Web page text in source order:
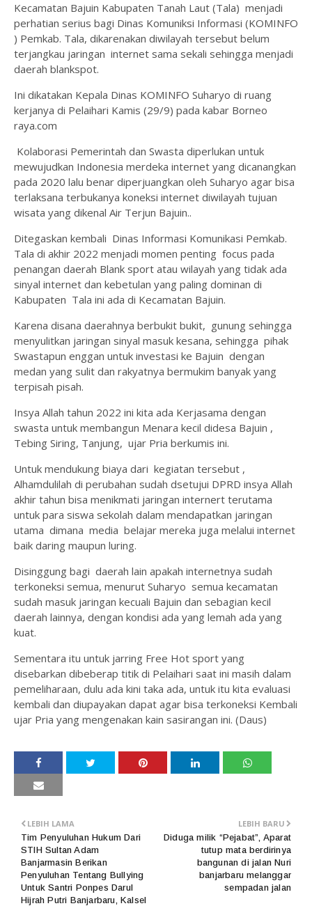
Kecamatan Bajuin Kabupaten Tanah Laut (Tala) menjadi
perhatian serius bagi Dinas Komuniksi Informasi (KOMINFO
) Pemkab. Tala, dikarenakan diwilayah tersebut belum
terjangkau jaringan internet sama sekali sehingga menjadi
daerah blankspot.
Ini dikatakan Kepala Dinas KOMINFO Suharyo di ruang
kerjanya di Pelaihari Kamis (29/9) pada kabar Borneo
raya.com
Kolaborasi Pemerintah dan Swasta diperlukan untuk
mewujudkan Indonesia merdeka internet yang dicanangkan
pada 2020 lalu benar diperjuangkan oleh Suharyo agar bisa
terlaksana terbukanya koneksi internet diwilayah tujuan
wisata yang dikenal Air Terjun Bajuin..
Ditegaskan kembali Dinas Informasi Komunikasi Pemkab.
Tala di akhir 2022 menjadi momen penting focus pada
penangan daerah Blank sport atau wilayah yang tidak ada
sinyal internet dan kebetulan yang paling dominan di
Kabupaten Tala ini ada di Kecamatan Bajuin.
Karena disana daerahnya berbukit bukit, gunung sehingga
menyulitkan jaringan sinyal masuk kesana, sehingga pihak
Swastapun enggan untuk investasi ke Bajuin dengan
medan yang sulit dan rakyatnya bermukim banyak yang
terpisah pisah.
Insya Allah tahun 2022 ini kita ada Kerjasama dengan
swasta untuk membangun Menara kecil didesa Bajuin ,
Tebing Siring, Tanjung, ujar Pria berkumis ini.
Untuk mendukung biaya dari kegiatan tersebut ,
Alhamdulilah di perubahan sudah dsetujui DPRD insya Allah
akhir tahun bisa menikmati jaringan internert terutama
untuk para siswa sekolah dalam mendapatkan jaringan
utama dimana media belajar mereka juga melalui internet
baik daring maupun luring.
Disinggung bagi daerah lain apakah internetnya sudah
terkoneksi semua, menurut Suharyo semua kecamatan
sudah masuk jaringan kecuali Bajuin dan sebagian kecil
daerah lainnya, dengan kondisi ada yang lemah ada yang
kuat.
Sementara itu untuk jarring Free Hot sport yang
disebarkan dibeberap titik di Pelaihari saat ini masih dalam
pemeliharaan, dulu ada kini taka ada, untuk itu kita evaluasi
kembali dan diupayakan dapat agar bisa terkoneksi Kembali
ujar Pria yang mengenakan kain sasirangan ini. (Daus)
LEBIH BARU
Diduga milik “Pejabat”, Aparat
tutup mata berdirinya
bangunan di jalan Nuri
banjarbaru melanggar
sempadan jalan
LEBIH LAMA
Tim Penyuluhan Hukum Dari
STIH Sultan Adam
Banjarmasin Berikan
Penyuluhan Tentang Bullying
Untuk Santri Ponpes Darul
Hijrah Putri Banjarbaru, Kalsel